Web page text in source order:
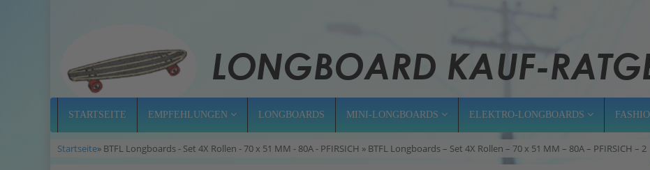
STARTSEITE EMPFEHLUNGEN LONGBOARDS MINI-LONGBOARDS ELEKTRO-LONGBOARDS
Startseite» BTFL Longboards - Set 4X Rollen - 70 x 51 MM - 80A - PFIRSICH » BTFL Longboards – Set 4X Rollen – 70 x 51 MM – 80A – PFIRSICH – 2